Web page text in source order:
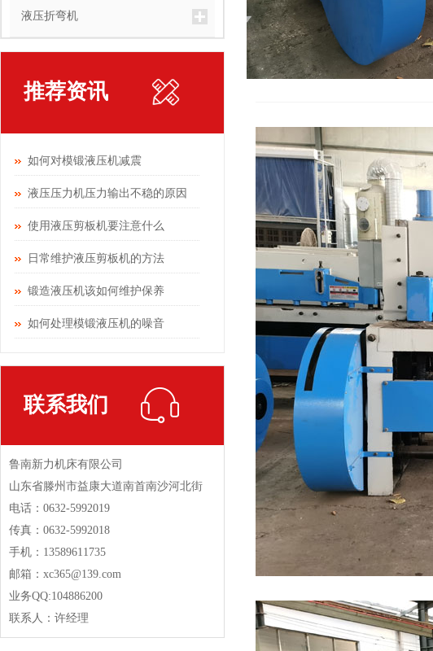
液压折弯机
推荐资讯
如何对模锻液压机减震
液压压力机压力输出不稳的原因
使用液压剪板机要注意什么
日常维护液压剪板机的方法
锻造液压机该如何维护保养
如何处理模锻液压机的噪音
联系我们
鲁南新力机床有限公司
山东省滕州市益康大道南首南沙河北街
电话：0632-5992019
传真：0632-5992018
手机：13589611735
邮箱：xc365@139.com
业务QQ:104886200
联系人：许经理